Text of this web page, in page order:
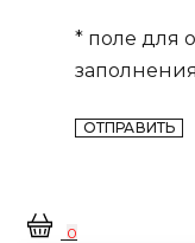
* поле для
0